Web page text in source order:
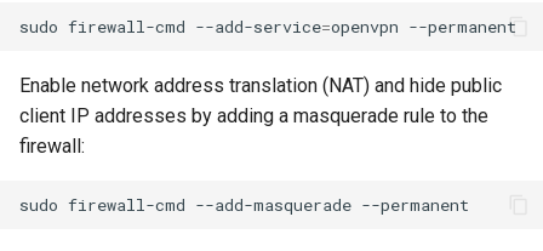
sudo firewall-cmd --add-service=openvpn
Enable network address translation (NAT) and hide public
client IP addresses by adding a masquerade rule to the
firewall:
sudo firewall-cmd --add-masquerade